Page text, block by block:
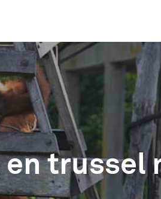
trussel